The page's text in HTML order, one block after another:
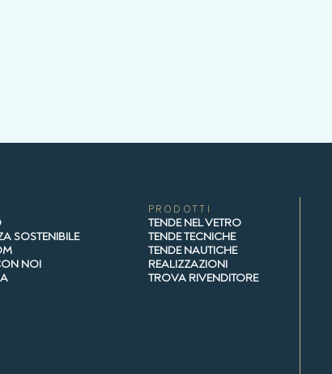
SOSTENIBILE
NOI
PRODOTTI
TENDE NEL VETRO
TENDE TECNICHE
TENDE NAUTICHE
REALIZZAZIONI
TROVA RIVENDITORE